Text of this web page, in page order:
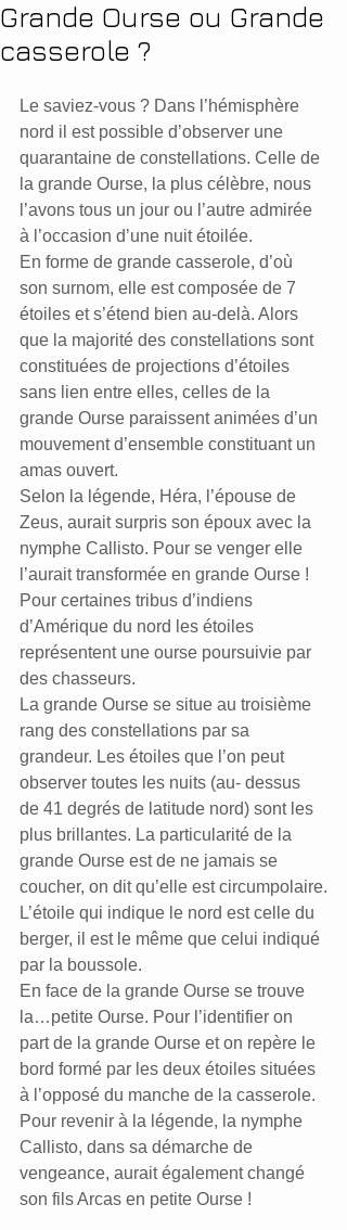
Grande Ourse ou Grande
casserole ?
Le saviez-vous ? Dans l’hémisphère
nord il est possible d’observer une
quarantaine de constellations. Celle de
la grande Ourse, la plus célèbre, nous
l’avons tous un jour ou l’autre admirée
à l’occasion d’une nuit étoilée.
En forme de grande casserole, d’où
son surnom, elle est composée de 7
étoiles et s’étend bien au-delà. Alors
que la majorité des constellations sont
constituées de projections d’étoiles
sans lien entre elles, celles de la
grande Ourse paraissent animées d’un
mouvement d’ensemble constituant un
amas ouvert.
Selon la légende, Héra, l’épouse de
Zeus, aurait surpris son époux avec la
nymphe Callisto. Pour se venger elle
l’aurait transformée en grande Ourse !
Pour certaines tribus d’indiens
d’Amérique du nord les étoiles
représentent une ourse poursuivie par
des chasseurs.
La grande Ourse se situe au troisième
rang des constellations par sa
grandeur. Les étoiles que l’on peut
observer toutes les nuits (au- dessus
de 41 degrés de latitude nord) sont les
plus brillantes. La particularité de la
grande Ourse est de ne jamais se
coucher, on dit qu’elle est circumpolaire.
L’étoile qui indique le nord est celle du
berger, il est le même que celui indiqué
par la boussole.
En face de la grande Ourse se trouve
la…petite Ourse. Pour l’identifier on
part de la grande Ourse et on repère le
bord formé par les deux étoiles situées
à l’opposé du manche de la casserole.
Pour revenir à la légende, la nymphe
Callisto, dans sa démarche de
vengeance, aurait également changé
son fils Arcas en petite Ourse !